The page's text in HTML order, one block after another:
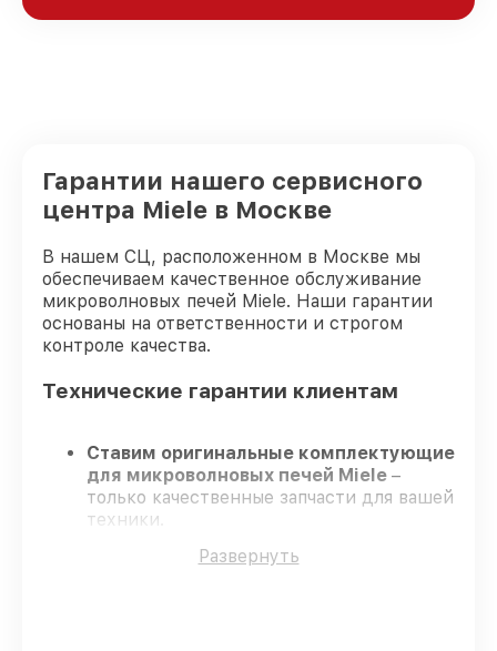
Гарантии нашего сервисного
центра Miele в Москве
В нашем СЦ, расположенном в Москве мы
обеспечиваем качественное обслуживание
микроволновых печей Miele. Наши гарантии
основаны на ответственности и строгом
контроле качества.
Технические гарантии клиентам
Ставим оригинальные комплектующие
для микроволновых печей Miele –
только качественные запчасти для вашей
техники.
проходят серьезную проверку знаний и
Развернуть